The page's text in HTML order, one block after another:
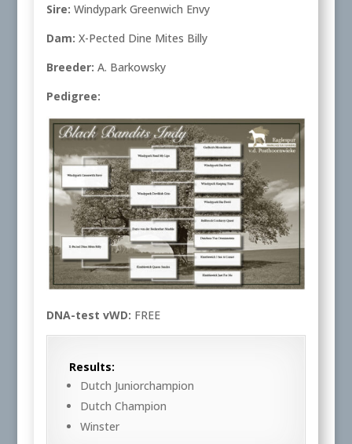
Sire: Windypark Greenwich Envy
Dam: X-Pected Dine Mites Billy
Breeder: A. Barkowsky
Pedigree:
DNA-test vWD: FREE
Results:
Dutch Juniorchampion
Dutch Champion
Winster